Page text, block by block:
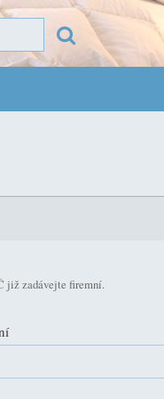
již zadávejte firemní.